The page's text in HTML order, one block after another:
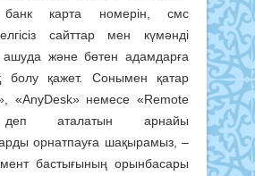
банк карта номерін, смс
сайттар мен күмәнді
ашуда және бөтен адамдарға
болу қажет. Сонымен қатар
«AnyDesk» немесе «Remote
аталатын арнайы
орнатпауға шақырамыз, –
бастығының орынбасары